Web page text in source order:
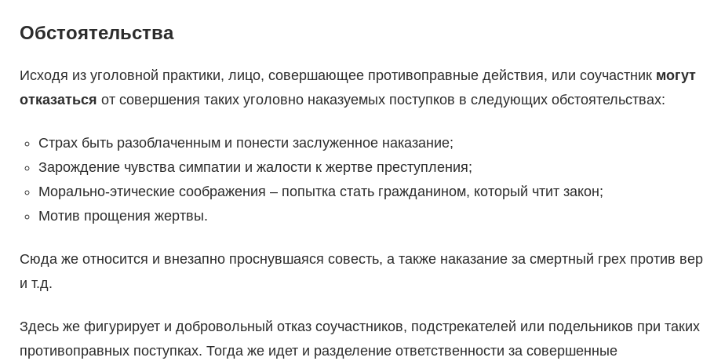
Обстоятельства
Исходя из уголовной практики, лицо, совершающее противоправные действия, или соучастник могут
отказаться от совершения таких уголовно наказуемых поступков в следующих обстоятельствах:
Страх быть разоблаченным и понести заслуженное наказание;
Зарождение чувства симпатии и жалости к жертве преступления;
Морально-этические соображения – попытка стать гражданином, который чтит закон;
Мотив прощения жертвы.
Сюда же относится и внезапно проснувшаяся совесть, а также наказание за смертный грех против
и т.д.
Здесь же фигурирует и добровольный отказ соучастников, подстрекателей или подельников при таких
противоправных поступках. Тогда же идет и разделение ответственности за совершенные